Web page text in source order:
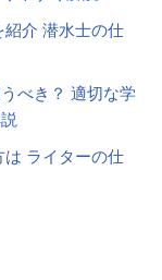
介 潜水士の仕
べき？ 適切な学
は ライターの仕